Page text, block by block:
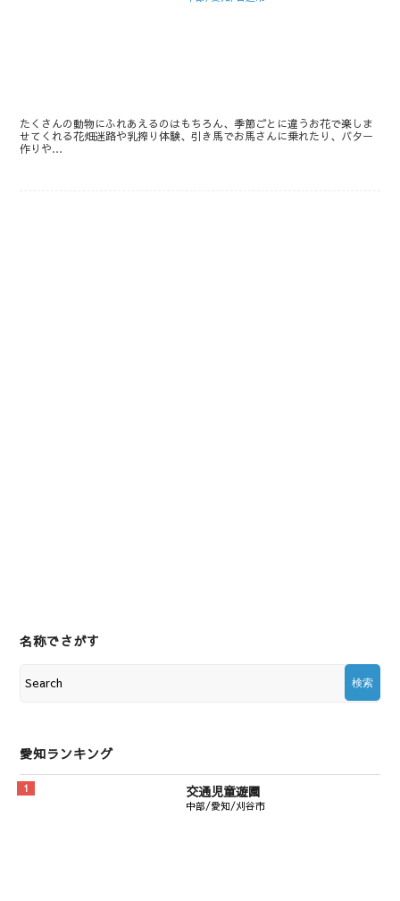
たくさんの動物にふれあえるのはもちろん、季節ごとに違うお花で楽しま
せてくれる花畑迷路や乳搾り体験、引き馬でお馬さんに乗れたり、バター
作りや…
名称でさがす
愛知ランキング
交通児童遊園
中部/愛知/刈谷市